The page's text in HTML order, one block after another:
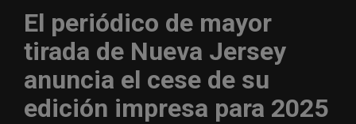
El periódico de mayor
tirada de Nueva Jersey
anuncia el cese de su
edición impresa para 2025